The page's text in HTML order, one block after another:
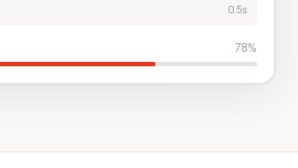
0.5s
78%